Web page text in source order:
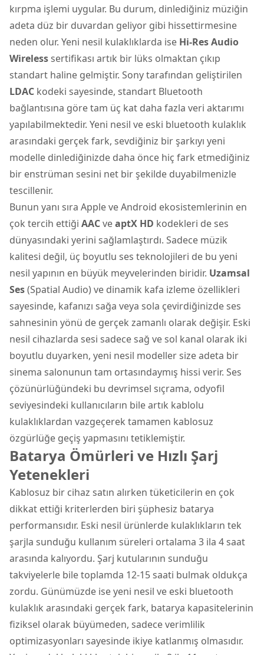
kırpma işlemi uygular. Bu durum, dinlediğiniz müziğin
adeta düz bir duvardan geliyor gibi hissettirmesine
neden olur. Yeni nesil kulaklıklarda ise Hi-Res Audio
Wirelesssertifikası artık bir lüks olmaktan çıkıp
standart haline gelmiştir. Sony tarafından geliştirilen
LDAC kodeki sayesinde, standart Bluetooth
bağlantısına göre tam üç kat daha fazla veri aktarımı
yapılabilmektedir. Yeni nesil ve eski bluetooth kulaklık
arasındaki gerçek fark, sevdiğiniz bir şarkıyı yeni
modelle dinlediğinizde daha önce hiç fark etmediğiniz
bir enstrüman sesini net bir şekilde duyabilmenizle
tescillenir.
Bunun yanı sıra Apple ve Android ekosistemlerinin en
çok tercih ettiği AACveaptX HD kodekleri de ses
dünyasındaki yerini sağlamlaştırdı. Sadece müzik
kalitesi değil, üç boyutlu ses teknolojileri de bu yeni
nesil yapının en büyük meyvelerinden biridir. Uzamsal
Ses(Spatial Audio) ve dinamik kafa izleme özellikleri
sayesinde, kafanızı sağa veya sola çevirdiğinizde ses
sahnesinin yönü de gerçek zamanlı olarak değişir. Eski
nesil cihazlarda sesi sadece sağ ve sol kanal olarak iki
boyutlu duyarken, yeni nesil modeller size adeta bir
sinema salonunun tam ortasındaymış hissi verir. Ses
çözünürlüğündeki bu devrimsel sıçrama, odyofil
seviyesindeki kullanıcıların bile artık kablolu
kulaklıklardan vazgeçerek tamamen kablosuz
özgürlüğe geçiş yapmasını tetiklemiştir.
Batarya Ömürleri ve Hızlı Şarj
Yetenekleri
Kablosuz bir cihaz satın alırken tüketicilerin en çok
dikkat ettiği kriterlerden biri şüphesiz batarya
performansıdır. Eski nesil ürünlerde kulaklıkların tek
şarjla sunduğu kullanım süreleri ortalama 3 ila 4 saat
arasında kalıyordu. Şarj kutularının sunduğu
takviyelerle bile toplamda 12-15 saati bulmak oldukça
zordu. Günümüzde ise yeni nesil ve eski bluetooth
kulaklık arasındaki gerçek fark, batarya kapasitelerinin
fiziksel olarak büyümeden, sadece verimlilik
optimizasyonları sayesinde ikiye katlanmış olmasıdır.